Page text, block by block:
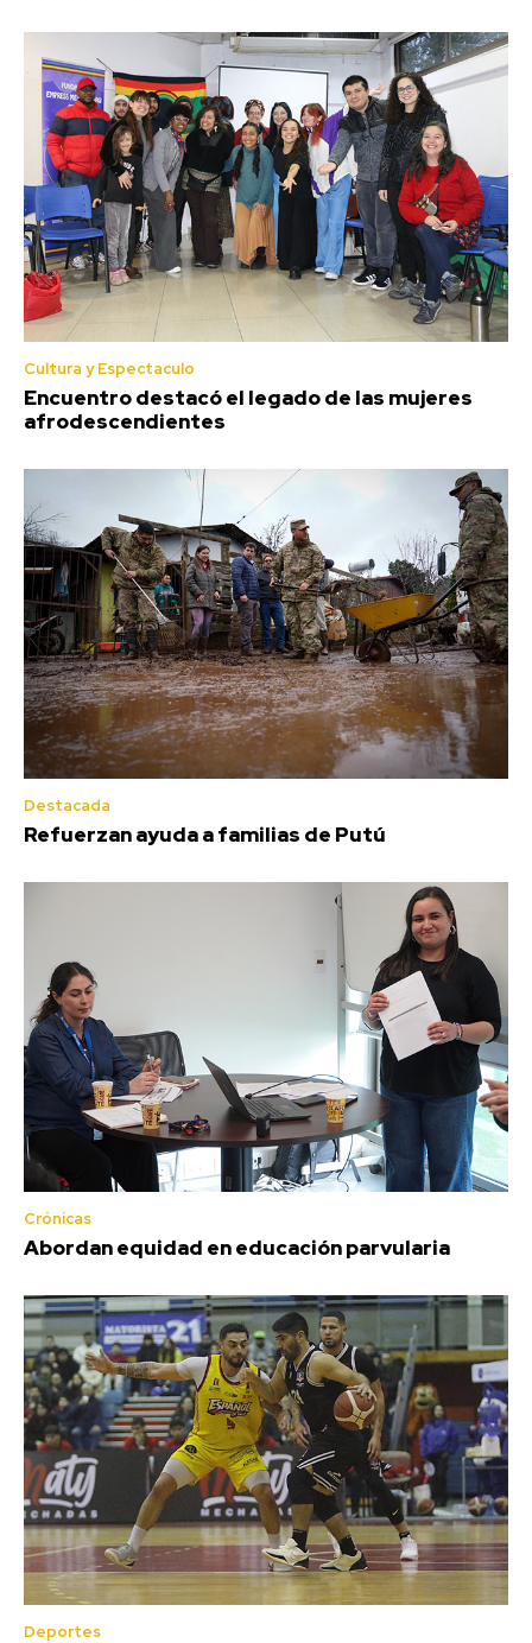
Cultura y Espectaculo
Encuentro destacó el legado de las mujeres
afrodescendientes
Destacada
Refuerzan ayuda a familias de Putú
Crónicas
Abordan equidad en educación parvularia
Deportes